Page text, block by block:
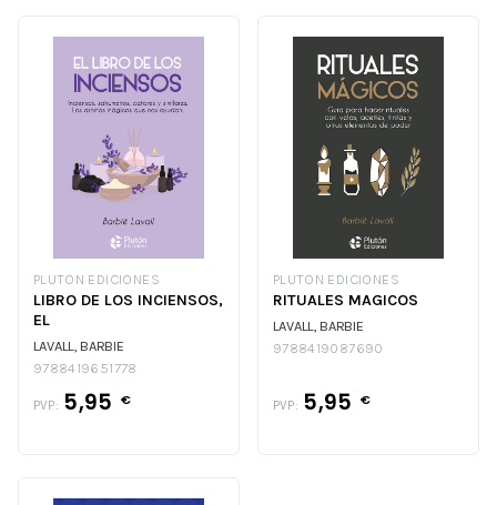
PLUTON EDICIONES
LIBRO DE LOS INCIENSOS,
EL
LAVALL, BARBIE
9788419651778
PVP: 5,95 €
PLUTON EDICIONES
RITUALES MAGICOS
LAVALL, BARBIE
9788419087690
PVP: 5,95 €